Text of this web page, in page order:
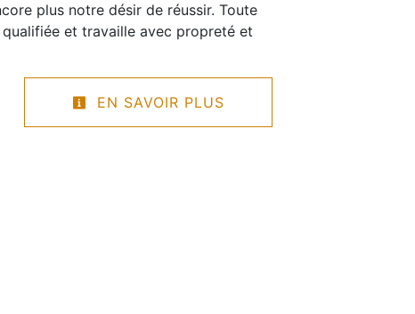
plus notre désir de réussir. Toute
et travaille avec propreté et
EN SAVOIR PLUS